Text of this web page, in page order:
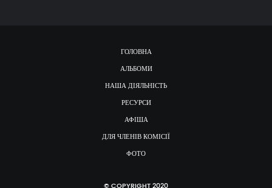
ГОЛОВНА
АЛЬБОМИ
НАША ДІЯЛЬНІСТЬ
РЕСУРСИ
АФІША
ДЛЯ ЧЛЕНІВ КОМІСІЇ
ФОТО